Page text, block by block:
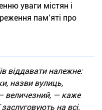
уваги містян і
пам’яті про
віддавати належне:
назви вулиць,
величезний, — каже
на всі.